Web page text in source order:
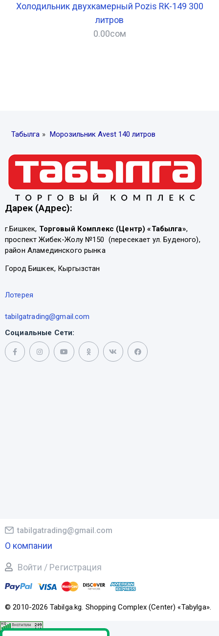
Холодильник двухкамерный Pozis RK-149 300
литров
0.00сом
Табылга » Морозильник Avest 140 литров
Дарек (Адрес):
г.Бишкек, Торговый Комплекс (Центр) «Табылга»,
проспект Жибек-Жолу №150 (пересекает ул. Буденого),
район Аламединского рынка
Город Бишкек, Кыргызстан
Лотерея
tabilgatrading@gmail.com
Социальные Сети:
© 2010-2026 Tabilga.kg. Shopping Complex (Center) «Tabylga».
tabilgatrading@gmail.com
О компании
Войти / Регистрация